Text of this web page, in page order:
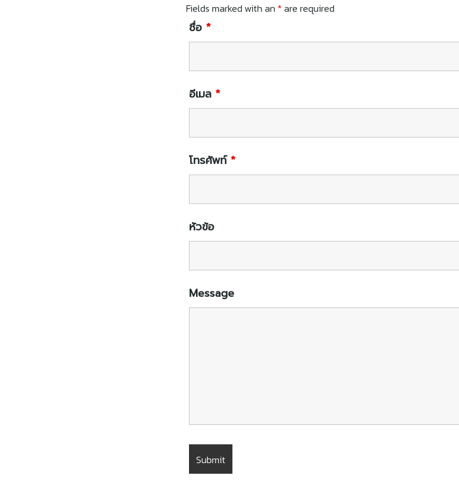
Fields marked with an * are required
ชื่อ *
อีเมล *
โทรศัพท์*
หัวข้อ
Message